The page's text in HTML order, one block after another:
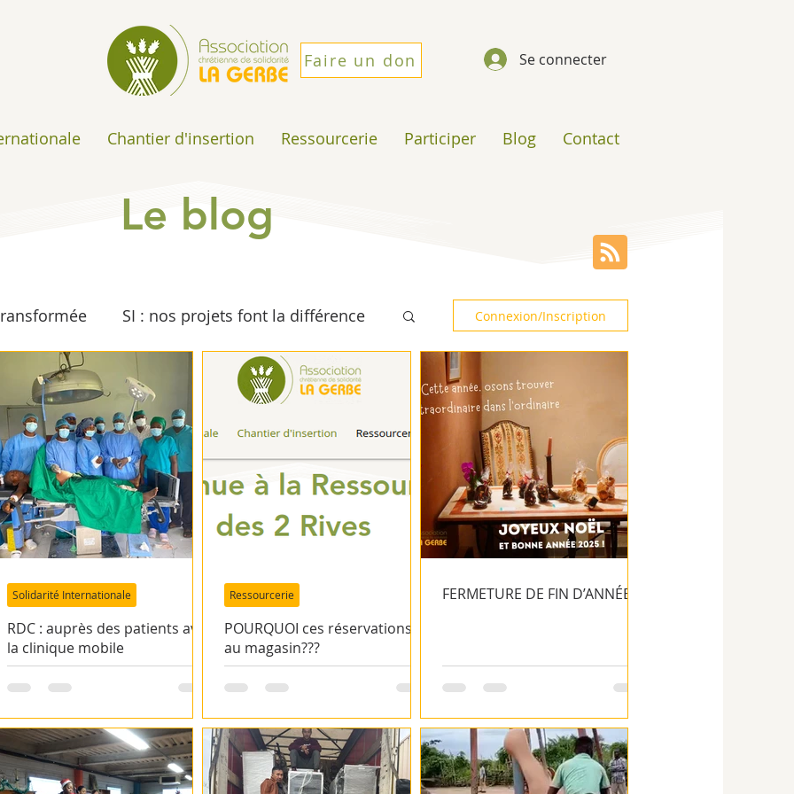
Se connecter
Faire un don
Chantier d'insertion Ressourcerie Participer Blog Contact
Le blog
SI : nos projets font la différence
Solidarité Internationale Espérance
SI : Roumanie SI : Ukraine SI : Bosnie
SI : Maroc SI Roumanie - ADDIP
SI Roumanie - Trambulina SI Roumanie - Bethel
évènements SI - Albanie
Connexion/Inscription
RDC : auprès des patients avec
la clinique mobile
Solidarité Internationale
POURQUOI ces réservations
au magasin???
Ressourcerie FERMETURE DE FIN D’ANNÉE